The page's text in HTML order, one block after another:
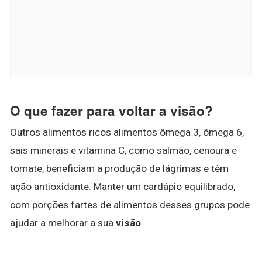
O que fazer para voltar a visão?
Outros alimentos ricos alimentos ômega 3, ômega 6,
sais minerais e vitamina C, como salmão, cenoura e
tomate, beneficiam a produção de lágrimas e têm
ação antioxidante. Manter um cardápio equilibrado,
com porções fartes de alimentos desses grupos pode
ajudar a melhorar a sua visão.